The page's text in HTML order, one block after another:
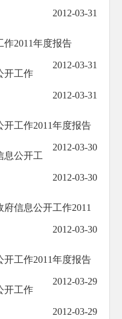
2012-03-31
2011年度报告
2012-03-31
开工作
2012-03-31
工作2011年度报告
2012-03-30
息公开工
2012-03-30
信息公开工作2011
2012-03-30
工作2011年度报告
2012-03-29
开工作
2012-03-29